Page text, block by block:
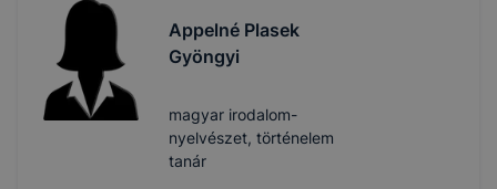
Appelné Plasek
Gyöngyi
magyar irodalom-
nyelvészet, történelem
tanár